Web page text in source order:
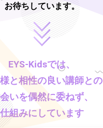
お待ちしています。
EYS-Kidsでは、
と相性の良い講師との
いを偶然に委ねず、
仕組みにしています